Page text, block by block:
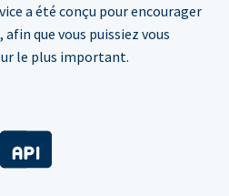
a été conçu pour encourager
, afin que vous puissiez vous
le plus important.